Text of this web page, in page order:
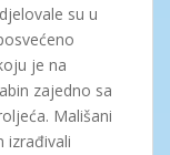
su u
je na
zajedno sa
Mališani
izrađivali